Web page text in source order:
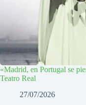
«Madrid, en Portugal se
Teatro Real
27/07/2026